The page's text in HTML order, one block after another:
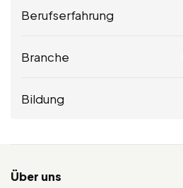
Berufserfahrung
Branche
Bildung
Über uns